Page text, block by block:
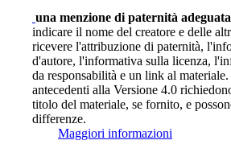
una menzione di paternità adeguata
indicare il nome del creatore e delle
ricevere l'attribuzione di paternità,
d'autore, l'informativa sulla licenza,
da responsabilità e un link al
antecedenti alla Versione 4.0
titolo del materiale, se fornito, e
differenze.
Maggiori informazioni